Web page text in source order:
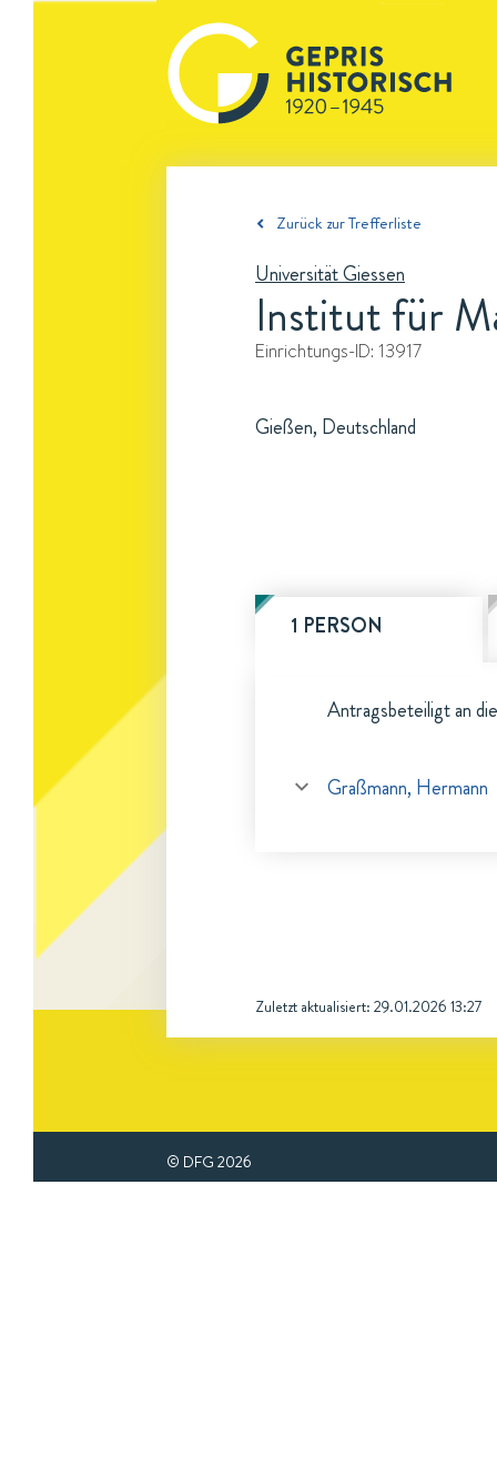
Zurück zur Trefferliste
Universität Giessen
Institut für
Einrichtungs-ID: 13917
Gießen, Deutschland
1 PERSON
Antragsbeteiligt an
Graßmann, Hermann
Zuletzt aktualisiert: 29.01.2026 13:27
© DFG 2026